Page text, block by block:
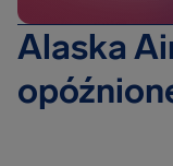
Alaska